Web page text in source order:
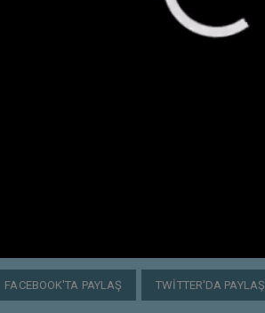
FACEBOOK'TA PAYLAŞ TWITTER'DA PAYLAŞ